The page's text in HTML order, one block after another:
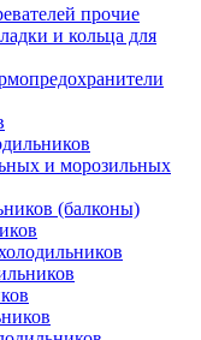
прочие
и кольца для
и морозильных
(балконы)